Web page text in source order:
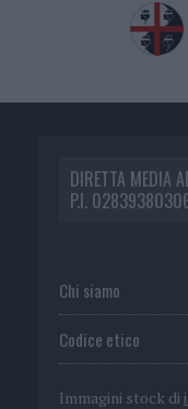
DIRETTA MEDIA
P.I.
Chi siamo
Codice etico
Immagini stock di